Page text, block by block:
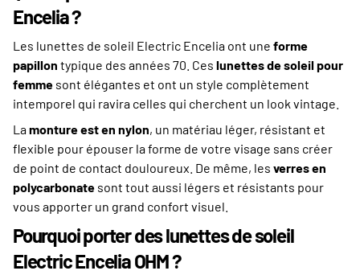
Encelia ?
Les lunettes de soleil Electric Encelia ont une forme
papillon typique des années 70. Ces lunettes de soleil pour
femme sont élégantes et ont un style complètement
intemporel qui ravira celles qui cherchent un look vintage.
Lamonture est en nylon, un matériau léger, résistant et
flexible pour épouser la forme de votre visage sans créer
de point de contact douloureux. De même, les verres en
polycarbonate sont tout aussi légers et résistants pour
vous apporter un grand confort visuel.
Pourquoi porter des lunettes de soleil
Electric Encelia OHM ?